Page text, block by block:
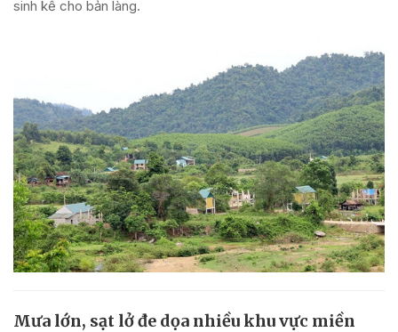
sinh kế cho bản làng.
Mưa lớn, sạt lở đe dọa nhiều khu vực miền